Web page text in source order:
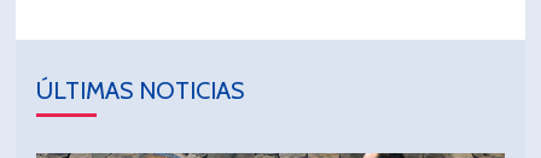
ÚLTIMAS NOTICIAS